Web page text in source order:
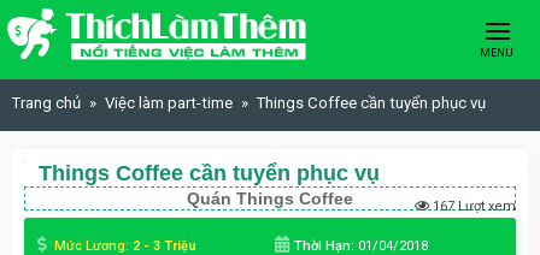
Skip to content
MENU
Trang chủ Việc làm part-time Things Coffee cần tuyển phục vụ
Things Coffee cần tuyển phục vụ
Quán Things Coffee 167 Lượt xem
Mức Lương: 2 - 3 Triệu Thời Hạn: 01/04/2018